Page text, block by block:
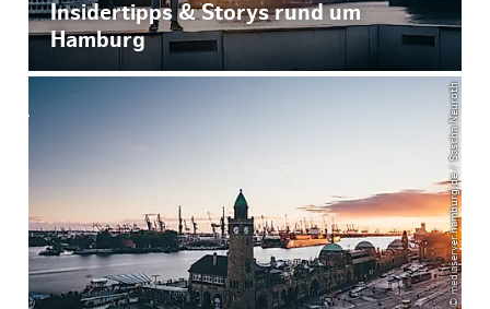
Insidertipps & Storys rund um
Hamburg
© mediaserver.hamburg.de / Sascha Neuroth